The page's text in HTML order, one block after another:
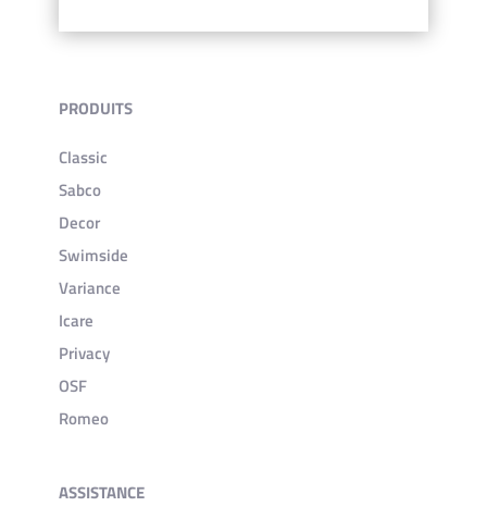
PRODUITS
Classic
Sabco
Decor
Swimside
Variance
Icare
Privacy
OSF
Romeo
ASSISTANCE